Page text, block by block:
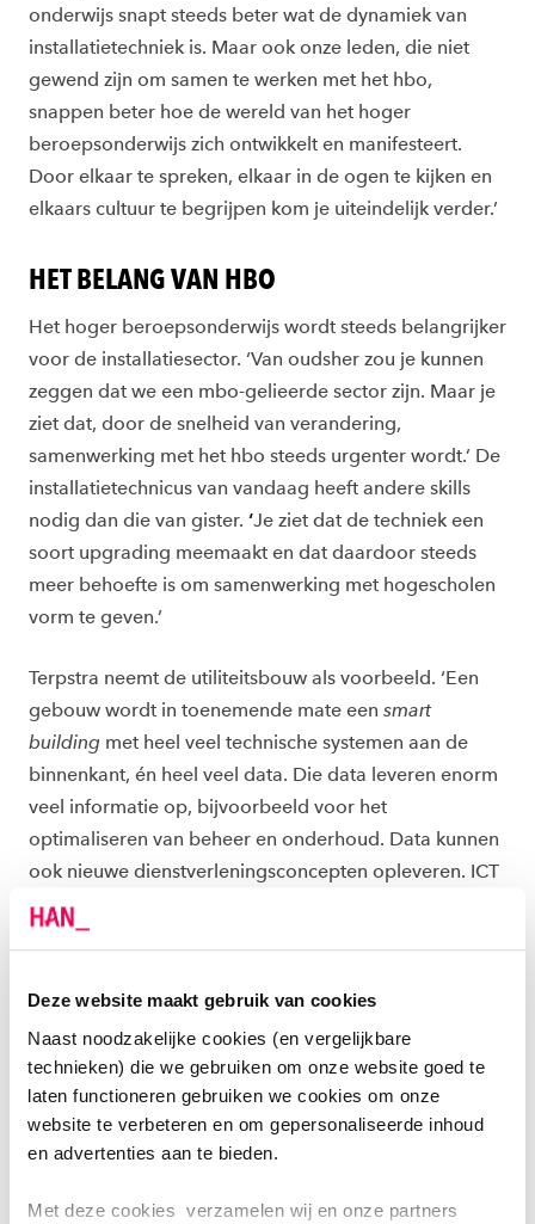
Deze website maakt gebruik van cookies
Naast noodzakelijke cookies (en vergelijkbare
technieken) die we gebruiken om onze website goed te
laten functioneren gebruiken we cookies om onze
website te verbeteren en om gepersonaliseerde inhoud
en advertenties aan te bieden.
Met deze cookies verzamelen wij en onze partners
onderwijs snapt steeds beter wat de dynamiek van
installatietechniek is. Maar ook onze leden, die niet
gewend zijn om samen te werken met het hbo,
snappen beter hoe de wereld van het hoger
beroepsonderwijs zich ontwikkelt en manifesteert.
Door elkaar te spreken, elkaar in de ogen te kijken en
elkaars cultuur te begrijpen kom je uiteindelijk verder.’
HET BELANG VAN HBO
Het hoger beroepsonderwijs wordt steeds belangrijker
voor de installatiesector. ‘Van oudsher zou je kunnen
zeggen dat we een mbo-gelieerde sector zijn. Maar je
ziet dat, door de snelheid van verandering,
samenwerking met het hbo steeds urgenter wordt.’ De
installatietechnicus van vandaag heeft andere skills
nodig dan die van gister. ‘Je ziet dat de techniek een
soort upgrading meemaakt en dat daardoor steeds
meer behoefte is om samenwerking met hogescholen
vorm te geven.’
Terpstra neemt de utiliteitsbouw als voorbeeld. ‘Een
gebouw wordt in toenemende mate een smart
building met heel veel technische systemen aan de
binnenkant, én heel veel data. Die data leveren enorm
veel informatie op, bijvoorbeeld voor het
optimaliseren van beheer en onderhoud. Data kunnen
ook nieuwe dienstverleningsconcepten opleveren. ICT
is niet meer weg te denken uit de technieksector.’
Installaties raken bovendien met elkaar verweven;
losse installaties kunnen werken, maar hele systemen
kunnen overzien.
Voor SEECE zijn goed-opgeleide installatietechnici van
belang omdat ze bijdragen aan de betrouwbaarheid
en betaalbaarheid van de energievoorziening. Vanuit